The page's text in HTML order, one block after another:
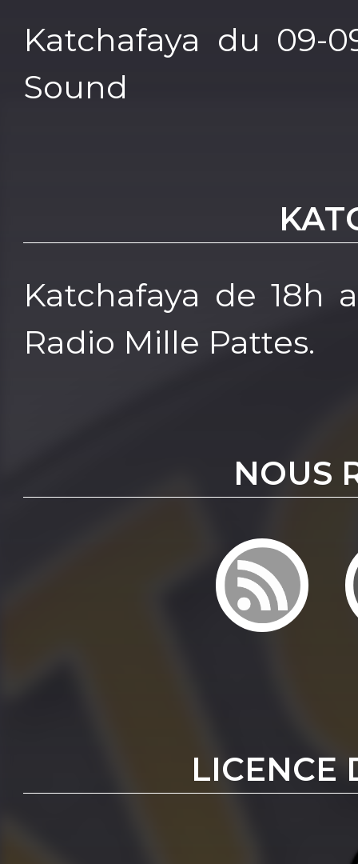
Katchafaya du 09-
Sound
Katchafaya de 18h
Radio Mille Pattes.
NOUS
LICENCE